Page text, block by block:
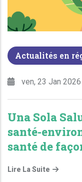
Actualités en
ven, 23 Jan
Una Sola
santé-
santé de
Lire La Suite